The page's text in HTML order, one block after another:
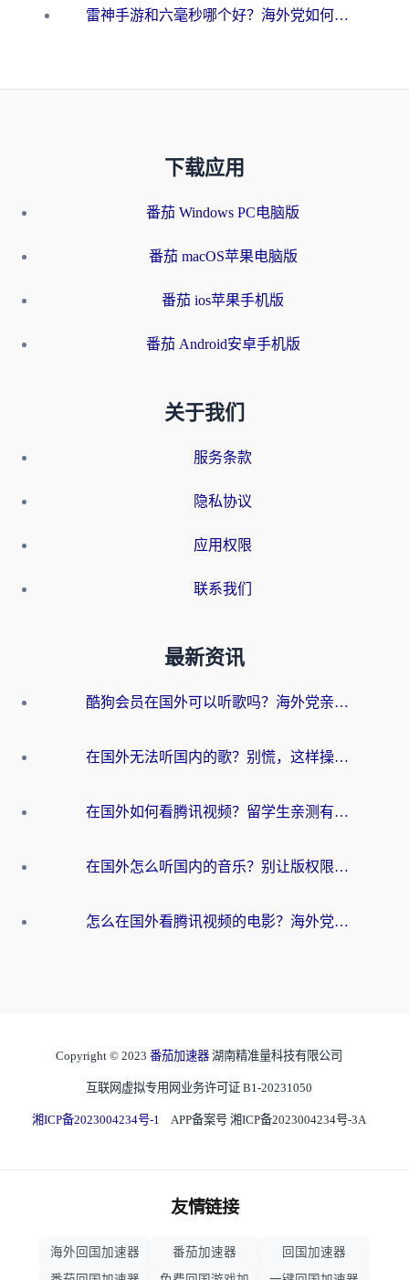
雷神手游和六毫秒哪个好？海外党如何真正解锁国内资源
下载应用
番茄 Windows PC电脑版
番茄 macOS苹果电脑版
番茄 ios苹果手机版
番茄 Android安卓手机版
关于我们
服务条款
隐私协议
应用权限
联系我们
最新资讯
酷狗会员在国外可以听歌吗？海外党亲测有效：3步解决音乐权限难题
在国外无法听国内的歌？别慌，这样操作就能畅听QQ音乐（附亲测加速器推荐）
在国外如何看腾讯视频？留学生亲测有效的回国加速方案
在国外怎么听国内的音乐？别让版权限制断了你的华语歌单
怎么在国外看腾讯视频的电影？海外党亲测有效的回国加速指南
Copyright © 2023 番茄加速器 湖南精准量科技有限公司
互联网虚拟专用网业务许可证 B1-20231050
湘ICP备2023004234号-1 APP备案号 湘ICP备2023004234号-3A
友情链接
海外回国加速器 番茄加速器
回国加速器